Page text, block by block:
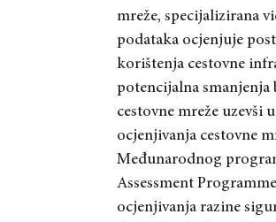
mreže, specijalizirana
podataka ocjenjuje
korištenja cestovne
potencijalna
cestovne mreže uzevši
ocjenjivanja cestovne
Međunarodnog p
Assessment
ocjenjivanja razine